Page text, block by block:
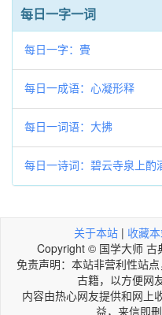
每日一字一词
每日一字：䝴
每日一成语：心凝形释
每日一词语：大拂
每日一诗词：碧云寺泉上酌
关于本站 | 收藏
Copyright © 国学大师 古
免责声明：本站非营利性站
古籍，以方便网
内容由热心网友提供和网上
益，来信即